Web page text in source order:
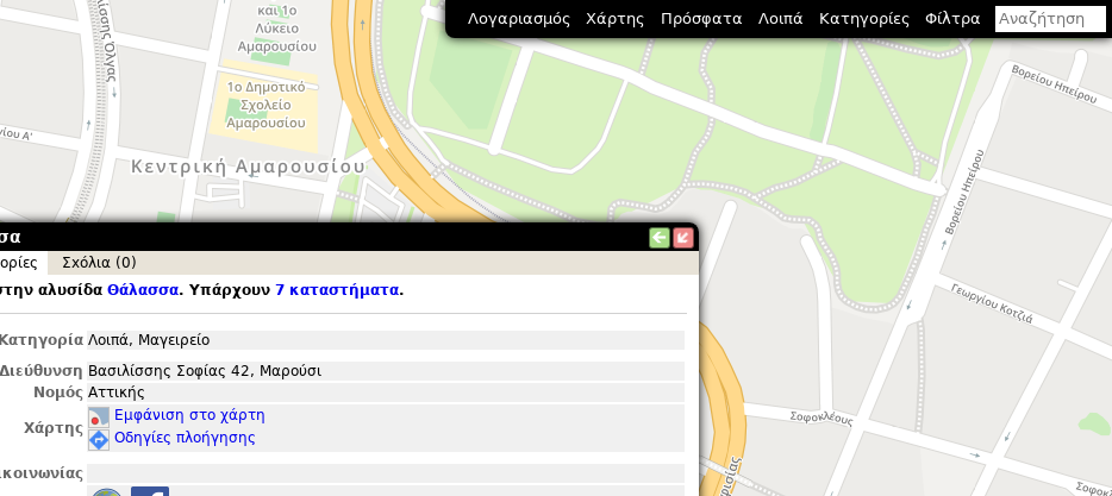
Σxόλια (0)
αλυσίδα Θάλασσα. Υπάρχουν 7 καταστήματα.
Κατηγορία Λοιπά, Μαγειρείο
Διεύθυνση Βασιλίσσης Σοφίας 42, Μαρούσι
Νομός Αττικής
Χάρτης
Εμφάνιση στο χάρτη
Οδηγίες πλοήγησης
Λογαριασμός Χάρτης Πρόσφατα Λοιπά Κατηγορίες Φίλτρα